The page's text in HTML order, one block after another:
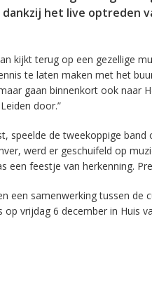
het live optreden
kijkt terug op een gezellige
te laten maken met het
gaan binnenkort ook naar
door.”
speelde de tweekoppige
werd er geschuifeld op
een feestje van herkenning.
een samenwerking tussen de
op vrijdag 6 december in Huis